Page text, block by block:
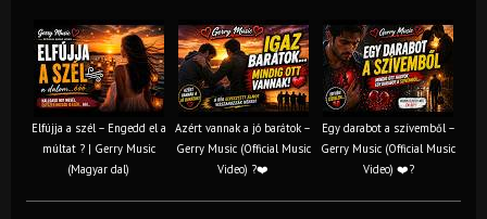
Elfújja a szél – Engedd el a
múltat ? | Gerry Music
(Magyar dal)
Azért vannak a jó barátok –
Gerry Music (Official Music
Video) ?❤️
Egy darabot a szívemből –
Gerry Music (Official Music
Video) ❤️?